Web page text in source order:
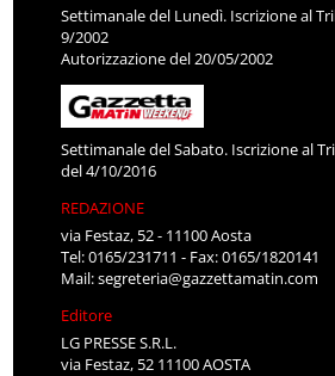
Settimanale del Lunedì. Iscrizione al
9/2002
Autorizzazione del 20/05/2002
Settimanale del Sabato. Iscrizione al
del 4/10/2016
REDAZIONE
via Festaz, 52 - 11100 Aosta
Tel: 0165/231711 - Fax: 0165/1820141
Mail:segreteria@gazzettamatin.com
Editore
LG PRESSE S.R.L.
via Festaz, 52 11100 AOSTA